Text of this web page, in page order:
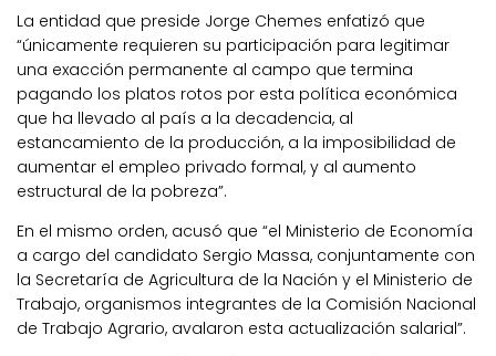
La entidad que preside Jorge Chemes enfatizó que
“únicamente requieren su participación para legitimar
una exacción permanente al campo que termina
pagando los platos rotos por esta política económica
que ha llevado al país a la decadencia, al
estancamiento de la producción, a la imposibilidad de
aumentar el empleo privado formal, y al aumento
estructural de la pobreza”.
En el mismo orden, acusó que “el Ministerio de Economía
a cargo del candidato Sergio Massa, conjuntamente con
la Secretaría de Agricultura de la Nación y el Ministerio de
Trabajo, organismos integrantes de la Comisión Nacional
de Trabajo Agrario, avalaron esta actualización salarial”.